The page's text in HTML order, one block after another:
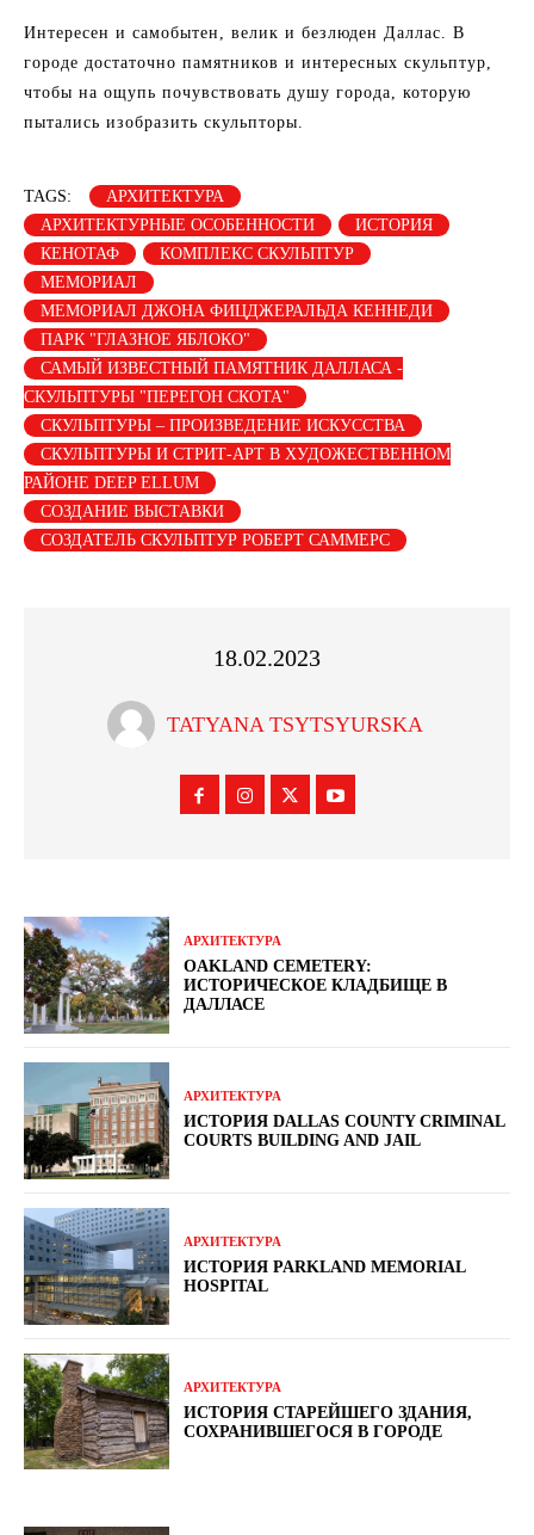
Интересен и самобытен, велик и безлюден Даллас. В
городе достаточно памятников и интересных скульптур,
чтобы на ощупь почувствовать душу города, которую
пытались изобразить скульпторы.
TAGS:
АРХИТЕКТУРА
АРХИТЕКТУРНЫЕ ОСОБЕННОСТИ
ИСТОРИЯ
КЕНОТАФ
КОМПЛЕКС СКУЛЬПТУР
МЕМОРИАЛ
МЕМОРИАЛ ДЖОНА ФИЦДЖЕРАЛЬДА КЕННЕДИ
ПАРК "ГЛАЗНОЕ ЯБЛОКО"
САМЫЙ ИЗВЕСТНЫЙ ПАМЯТНИК ДАЛЛАСА -
СКУЛЬПТУРЫ "ПЕРЕГОН СКОТА"
СКУЛЬПТУРЫ – ПРОИЗВЕДЕНИЕ ИСКУССТВА
СКУЛЬПТУРЫ И СТРИТ-АРТ В ХУДОЖЕСТВЕННОМ
РАЙОНЕ DEEP ELLUM
СОЗДАНИЕ ВЫСТАВКИ
СОЗДАТЕЛЬ СКУЛЬПТУР РОБЕРТ САММЕРС
18.02.2023
TATYANA TSYTSYURSKA
АРХИТЕКТУРА
OAKLAND CEMETERY:
ИСТОРИЧЕСКОЕ КЛАДБИЩЕ В
ДАЛЛАСЕ
АРХИТЕКТУРА
ИСТОРИЯ DALLAS COUNTY CRIMINAL
COURTS BUILDING AND JAIL
АРХИТЕКТУРА
ИСТОРИЯ PARKLAND MEMORIAL
HOSPITAL
АРХИТЕКТУРА
ИСТОРИЯ СТАРЕЙШЕГО ЗДАНИЯ,
СОХРАНИВШЕГОСЯ В ГОРОДЕ